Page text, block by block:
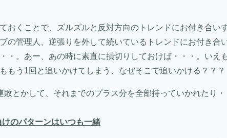
おくことで、ズルズルと反対方向のトレンドにお付き合い
の管理人、逆張りを外して続いているトレンドにお付き合
・。あー、あの時に素直に損切りしておけば・・・。いえ
もう1回と追いかけてしまう、なぜそこで追いかける？？？
敗とかして、それまでのプラス分を全部持っていかれたり・
のパターンはいつも一緒